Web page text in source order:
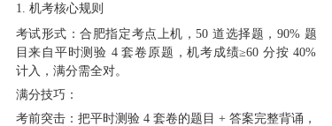
1. 机考核心规则
考试形式：合肥指定考点上机，50 道选择题，90% 题
目来自平时测验 4 套卷原题，机考成绩≥60 分按 40%
计入，满分需全对。
满分技巧：
考前突击：把平时测验 4 套卷的题目 + 答案完整背诵，